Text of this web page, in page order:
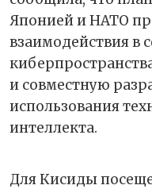
Японией и НАТО
взаимодействия в
и совместную
использования
интеллекта.
Для Кисиды